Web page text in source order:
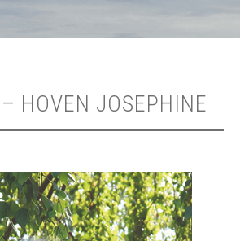
HOVEN JOSEPHINE